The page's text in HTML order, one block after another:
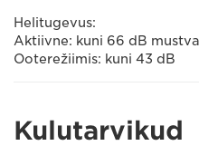
Helitugevus:
Aktiivne: kuni 66 dB
Ooterežiimis: kuni 43 dB
Kulutarvikud